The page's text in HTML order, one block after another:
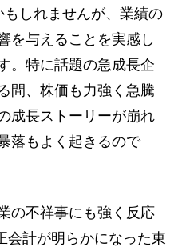
しれませんが、業績の
を与えることを実感し
。特に話題の急成長企
間、株価も力強く急騰
成長ストーリーが崩れ
落もよく起きるので
の不祥事にも強く反応
会計が明らかになった東